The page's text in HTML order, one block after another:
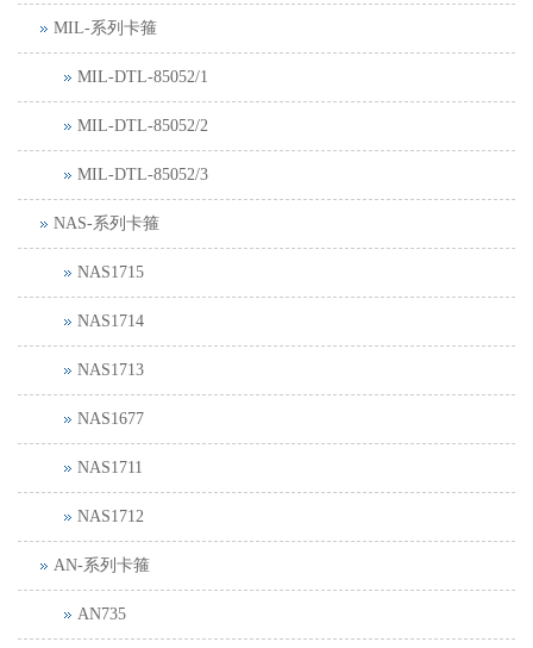
MIL-系列卡箍
MIL-DTL-85052/1
MIL-DTL-85052/2
MIL-DTL-85052/3
NAS-系列卡箍
NAS1715
NAS1714
NAS1713
NAS1677
NAS1711
NAS1712
AN-系列卡箍
AN735